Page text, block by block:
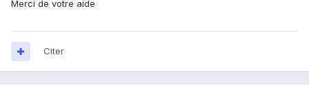
Merci de votre aide
Citer